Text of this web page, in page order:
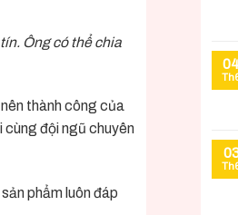
. Ông có thể chia
thành công của
đội ngũ chuyên
phẩm luôn đáp